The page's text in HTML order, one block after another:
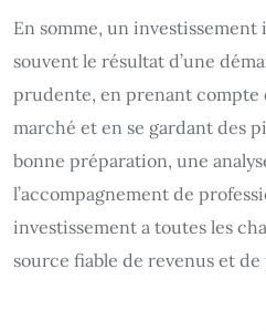
En somme, un
souvent le résultat d’une
prudente, en prenant compte
marché et en se gardant des
bonne préparation, une
l’accompagnement de
investissement a toutes les
source fiable de revenus et